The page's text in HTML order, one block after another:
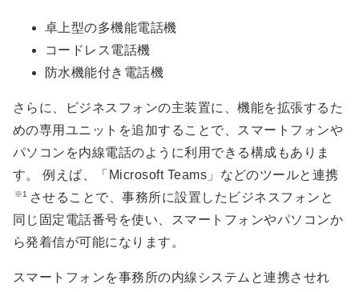
卓上型の多機能電話機
コードレス電話機
防水機能付き電話機
さらに、ビジネスフォンの主装置に、機能を拡張するた
めの専用ユニットを追加することで、スマートフォンや
パソコンを内線電話のように利用できる構成もありま
す。 例えば、「Microsoft Teams」などのツールと連携
※1
させることで、事務所に設置したビジネスフォンと
同じ固定電話番号を使い、スマートフォンやパソコンか
ら発着信が可能になります。
スマートフォンを事務所の内線システムと連携させれ